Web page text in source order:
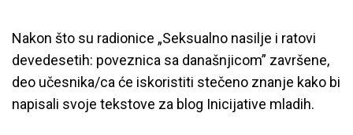
Održana radionica „Seksualno
nasilje i ratovi devedesetih:
Nakon što su radionice „Seksualno nasilje i ratovi
devedesetih: poveznica sa današnjicom” završene,
deo učesnika/ca će iskoristiti stečeno znanje kako bi
napisali svoje tekstove za blog Inicijative mladih.